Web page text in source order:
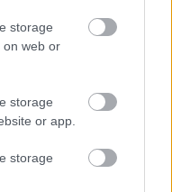
storage
on web or
storage
or app.
storage
jogai és néhány
gondoljuk itt a
beszélnünk.